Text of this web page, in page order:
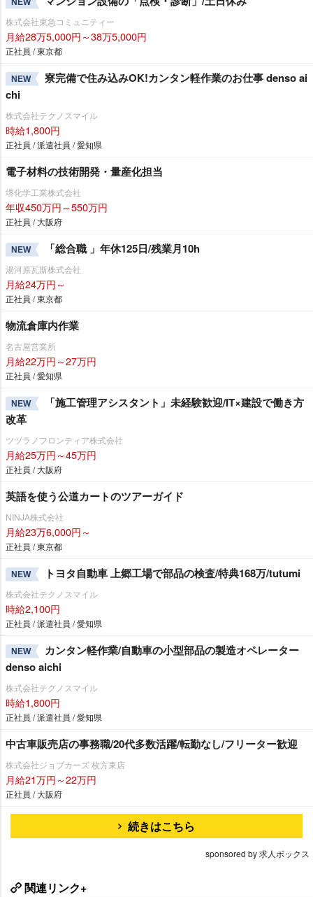
株式会社東急コミュニティー
月給28万5,000円～38万5,000円
正社員 / 東京都
NEW
寮完備で住み込みOK!カンタン軽作業のお仕事 denso ai
chi
株式会社テクノスマイル
時給1,800円
正社員 / 派遣社員 / 愛知県
電子材料の技術開発・量産化担当
堺化学工業株式会社
年収450万円～550万円
正社員 / 大阪府
NEW 「総合職 」年休125日/残業月10h
湯河原瓦斯株式会社
月給24万円～
正社員 / 東京都
物流倉庫内作業
名古屋営業所
月給22万円～27万円
正社員 / 愛知県
NEW
「施工管理アシスタント」未経験歓迎/IT×建設で働き方
改革
ツヅラノフロンティア株式会社
月給25万円～45万円
正社員 / 大阪府
英語を使う公道カートのツアーガイド
NINJA株式会社
月給23万6,000円～
正社員 / 東京都
NEW トヨタ自動車 上郷工場で部品の検査/特典168万/tutumi
株式会社テクノスマイル
時給2,100円
正社員 / 派遣社員 / 愛知県
NEW
カンタン軽作業/自動車の小型部品の製造オペレーター
denso aichi
株式会社テクノスマイル
時給1,800円
正社員 / 派遣社員 / 愛知県
中古車販売店の事務職/20代多数活躍/転勤なし/フリーター歓迎
株式会社ジョブカーズ 枚方東店
月給21万円～22万円
正社員 / 大阪府
続きはこちら
sponsored by 求人ボックス
関連リンク+